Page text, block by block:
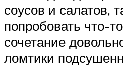
соусов и салатов,
попробовать что-
сочетание
ломтики